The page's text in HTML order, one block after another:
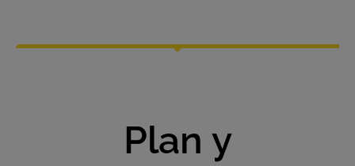
Plan y